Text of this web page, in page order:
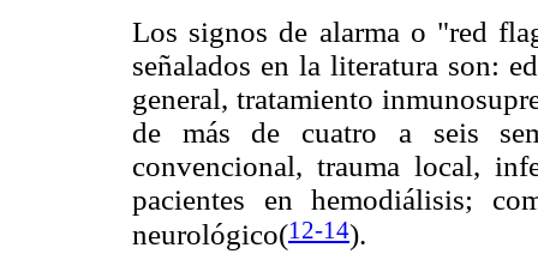
Los signos de alarma o "red
señalados en la literatura son:
general, tratamiento
de más de cuatro a seis
convencional, trauma local,
pacientes en hemodiálisis;
neurológico(12-14).